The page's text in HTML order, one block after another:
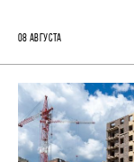
08 АВГУСТА